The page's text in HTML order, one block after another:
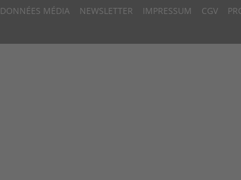
DONNÉES MÉDIA NEWSLETTER IMPRESSUM CGV